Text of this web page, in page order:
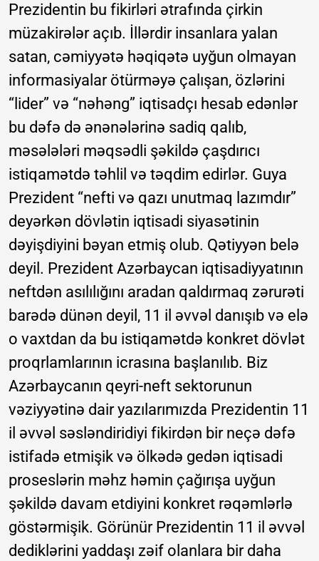
Prezidentin bu fikirləri ətrafında çirkin
müzakirələr açıb. İllərdir insanlara yalan
satan, cəmiyyətə həqiqətə uyğun olmayan
informasiyalar ötürməyə çalışan, özlərini
“lider” və “nəhəng” iqtisadçı hesab edənlər
bu dəfə də ənənələrinə sadiq qalıb,
məsələləri məqsədli şəkildə çaşdırıcı
istiqamətdə təhlil və təqdim edirlər. Guya
Prezident “nefti və qazı unutmaq lazımdır”
deyərkən dövlətin iqtisadi siyasətinin
dəyişdiyini bəyan etmiş olub. Qətiyyən belə
deyil. Prezident Azərbaycan iqtisadiyyatının
neftdən asılılığını aradan qaldırmaq zərurəti
barədə dünən deyil, 11 il əvvəl danışıb və elə
o vaxtdan da bu istiqamətdə konkret dövlət
proqrlamlarının icrasına başlanılıb. Biz
Azərbaycanın qeyri-neft sektorunun
vəziyyətinə dair yazılarımızda Prezidentin 11
il əvvəl səsləndiridiyi fikirdən bir neçə dəfə
istifadə etmişik və ölkədə gedən iqtisadi
proseslərin məhz həmin çağırışa uyğun
şəkildə davam etdiyini konkret rəqəmlərlə
göstərmişik. Görünür Prezidentin 11 il əvvəl
dediklərini yaddaşı zəif olanlara bir daha